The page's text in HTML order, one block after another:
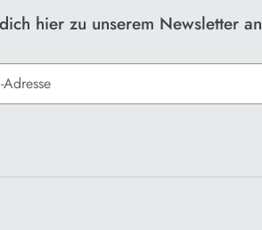
hier zu unserem Newsletter an